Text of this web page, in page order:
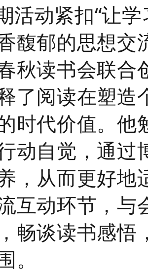
活动紧扣“让
馥郁的思想交
秋读书会联合
了阅读在塑造
时代价值。他
动自觉，通过
，从而更好地
互动环节，与
畅谈读书感悟
。